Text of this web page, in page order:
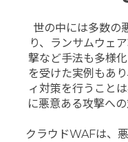
世の中には多数の
り、ランサムウェ
撃など手法も多様
を受けた実例もあ
ィ対策を行うこと
に悪意ある攻撃へ
クラウドWAFは、